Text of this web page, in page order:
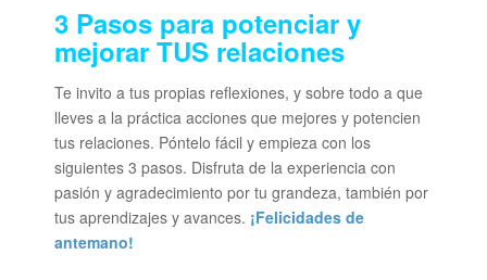
3 Pasos para potenciar y
mejorar TUS relaciones
Te invito a tus propias reflexiones, y sobre todo a que
lleves a la práctica acciones que mejores y potencien
tus relaciones. Póntelo fácil y empieza con los
siguientes 3 pasos. Disfruta de la experiencia con
pasión y agradecimiento por tu grandeza, también por
tus aprendizajes y avances. ¡Felicidades de
antemano!